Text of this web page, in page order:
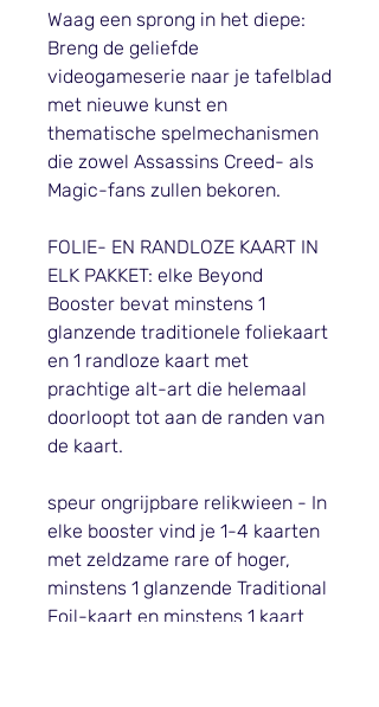
Waag een sprong in het diepe:
Breng de geliefde
videogameserie naar je tafelblad
met nieuwe kunst en
thematische spelmechanismen
die zowel Assassins Creed- als
Magic-fans zullen bekoren.
FOLIE- EN RANDLOZE KAART IN
ELK PAKKET: elke Beyond
Booster bevat minstens 1
glanzende traditionele foliekaart
en 1 randloze kaart met
prachtige alt-art die helemaal
doorloopt tot aan de randen van
de kaart.
speur ongrijpbare relikwieen - In
elke booster vind je 1-4 kaarten
met zeldzame rare of hoger,
minstens 1 glanzende Traditional
Foil-kaart en minstens 1 kaart